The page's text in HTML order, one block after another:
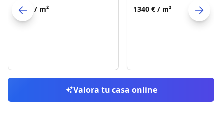
877 € / m² 1340 € / m²
Valora tu casa online